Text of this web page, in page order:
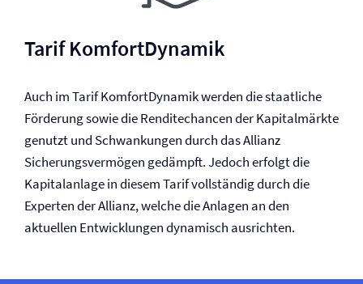
Tarif KomfortDynamik
Auch im Tarif KomfortDynamik werden die staatliche
Förderung sowie die Renditechancen der Kapitalmärkte
genutzt und Schwankungen durch das Allianz
Sicherungsvermögen gedämpft. Jedoch erfolgt die
Kapitalanlage in diesem Tarif vollständig durch die
Experten der Allianz, welche die Anlagen an den
aktuellen Entwicklungen dynamisch ausrichten.